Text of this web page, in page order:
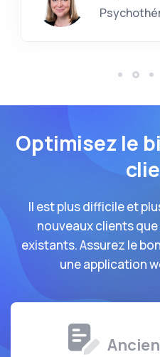
Optimisez le
Il est plus difficile et
nouveaux clients
existants. Assurez le
une application